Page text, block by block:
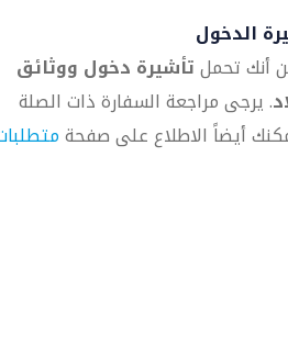
الدخول
أنك تحملتأشيرة دخول ووثائق
. يرجى مراجعة السفارة ذات الصلة
أيضاً الاطلاع على صفحة